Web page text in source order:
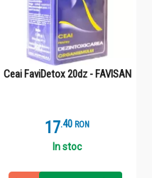
Ceai FaviDetox 20dz - FAVISAN
17.4 RON
In stoc